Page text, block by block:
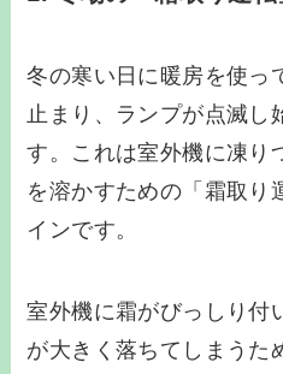
冬の寒い日に暖房を使っ
止まり、ランプが点滅し
す。これは室外機に凍り
を溶かすための「霜取り
インです。
室外機に霜がびっしり付
が大きく落ちてしまうた